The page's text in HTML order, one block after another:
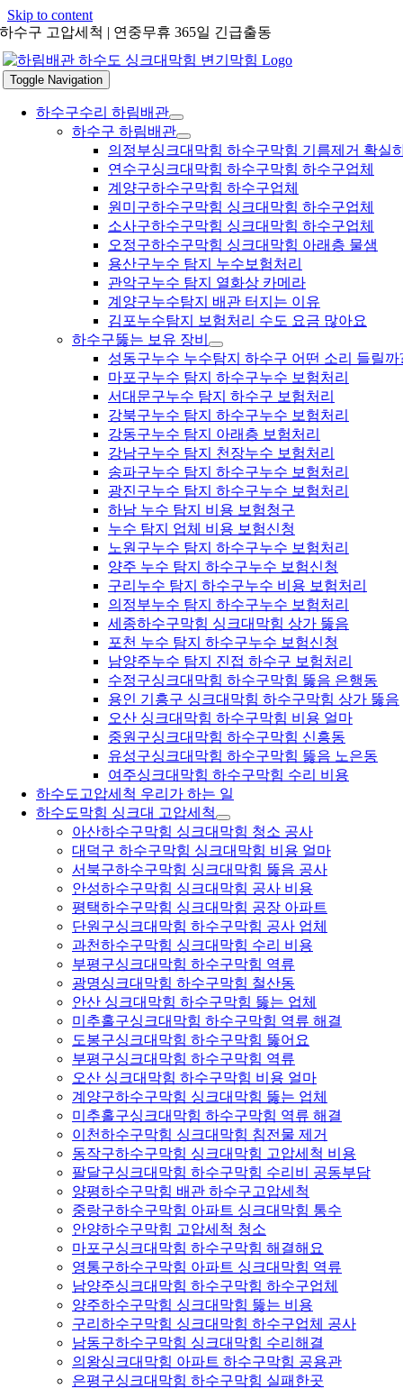
Skip to content
하수구 고압세척 | 연중무휴 365일 긴급출동
Toggle Navigation
하수구수리 하림배관
하수구 하림배관
의정부싱크대막힘 하수구막힘 기름제거 확실
연수구싱크대막힘 하수구막힘 하수구업체
계양구하수구막힘 하수구업체
원미구하수구막힘 싱크대막힘 하수구업체
소사구하수구막힘 싱크대막힘 하수구업체
오정구하수구막힘 싱크대막힘 아래층 물샘
용산구누수 탐지 누수보험처리
관악구누수 탐지 열화상 카메라
계양구누수탐지 배관 터지는 이유
김포누수탐지 보험처리 수도 요금 많아요
하수구뚫는 보유 장비
성동구누수 누수탐지 하수구 어떤 소리 들릴까
마포구누수 탐지 하수구누수 보험처리
서대문구누수 탐지 하수구 보험처리
강북구누수 탐지 하수구누수 보험처리
강동구누수 탐지 아래층 보험처리
강남구누수 탐지 천장누수 보험처리
송파구누수 탐지 하수구누수 보험처리
광진구누수 탐지 하수구누수 보험처리
하남 누수 탐지 비용 보험청구
누수 탐지 업체 비용 보험신청
노원구누수 탐지 하수구누수 보험처리
양주 누수 탐지 하수구누수 보험신청
구리누수 탐지 하수구누수 비용 보험처리
의정부누수 탐지 하수구누수 보험처리
세종하수구막힘 싱크대막힘 상가 뚫음
포천 누수 탐지 하수구누수 보험신청
남양주누수 탐지 진접 하수구 보험처리
수정구싱크대막힘 하수구막힘 뚫음 은행동
용인 기흥구 싱크대막힘 하수구막힘 상가 뚫음
오산 싱크대막힘 하수구막힘 비용 얼마
중원구싱크대막힘 하수구막힘 신흥동
유성구싱크대막힘 하수구막힘 뚫음 노은동
여주싱크대막힘 하수구막힘 수리 비용
하수도고압세척 우리가 하는 일
하수도막힘 싱크대 고압세척
아산하수구막힘 싱크대막힘 청소 공사
대덕구 하수구막힘 싱크대막힘 비용 얼마
서북구하수구막힘 싱크대막힘 뚫음 공사
안성하수구막힘 싱크대막힘 공사 비용
평택하수구막힘 싱크대막힘 공장 아파트
단원구싱크대막힘 하수구막힘 공사 업체
과천하수구막힘 싱크대막힘 수리 비용
부평구싱크대막힘 하수구막힘 역류
광명싱크대막힘 하수구막힘 철산동
안산 싱크대막힘 하수구막힘 뚫는 업체
미추홀구싱크대막힘 하수구막힘 역류 해결
도봉구싱크대막힘 하수구막힘 뚫어요
부평구싱크대막힘 하수구막힘 역류
오산 싱크대막힘 하수구막힘 비용 얼마
계양구하수구막힘 싱크대막힘 뚫는 업체
미추홀구싱크대막힘 하수구막힘 역류 해결
이천하수구막힘 싱크대막힘 침전물 제거
동작구하수구막힘 싱크대막힘 고압세척 비용
팔달구싱크대막힘 하수구막힘 수리비 공동부담
양평하수구막힘 배관 하수구고압세척
중랑구하수구막힘 아파트 싱크대막힘 통수
안양하수구막힘 고압세척 청소
마포구싱크대막힘 하수구막힘 해결해요
영통구하수구막힘 아파트 싱크대막힘 역류
남양주싱크대막힘 하수구막힘 하수구업체
양주하수구막힘 싱크대막힘 뚫는 비용
구리하수구막힘 싱크대막힘 하수구업체 공사
남동구하수구막힘 싱크대막힘 수리해결
의왕싱크대막힘 아파트 하수구막힘 공용관
은평구싱크대막힘 하수구막힘 실패한곳